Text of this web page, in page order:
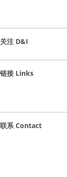
关注 D&I
链接 Links
联系 Contact